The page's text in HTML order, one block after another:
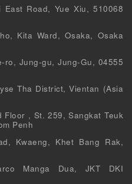
Road, Yue Xiu, 510068
Kita Ward, Osaka, Osaka
ro, Jung-gu, Jung-Gu, 04555
Tha District, Vientan (Asia
Floor , St. 259, Sangkat Teuk
Penh
Kwaeng, Khet Bang Rak,
Manga Dua, JKT DKI